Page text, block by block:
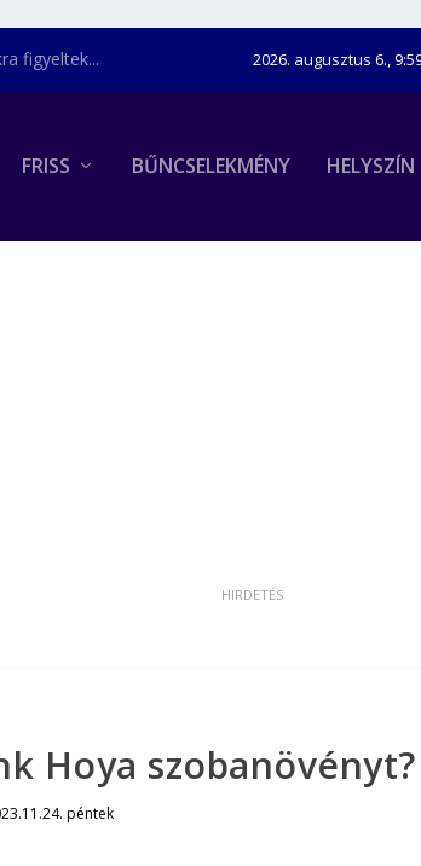
figyeltek... 2026. augusztus 6.,
FRISS BŰNCSELEKMÉNY HELYSZÍN
Hoya szobanövényt?
péntek